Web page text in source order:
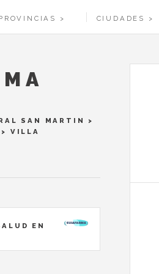
CIUDADES
SAN MARTIN
>
> VILLA
EN